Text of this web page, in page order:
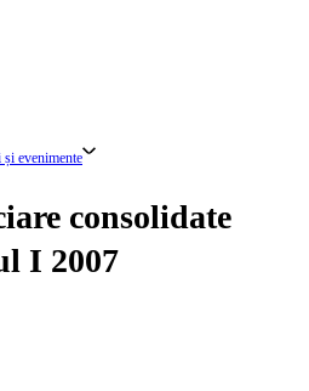
evenimente
consolidate
I 2007